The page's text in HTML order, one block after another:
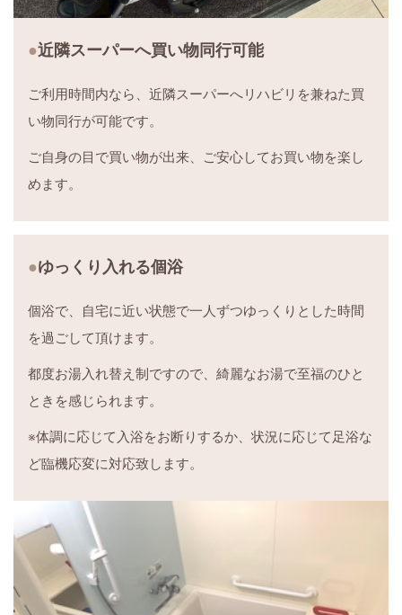
近隣スーパーへ買い物同行可能
ご利用時間内なら、近隣スーパーへリハビリを兼ねた買
い物同行が可能です。
ご自身の目で買い物が出来、ご安心してお買い物を楽し
めます。
ゆっくり入れる個浴
個浴で、自宅に近い状態で一人ずつゆっくりとした時間
を過ごして頂けます。
都度お湯入れ替え制ですので、綺麗なお湯で至福のひと
ときを感じられます。
※体調に応じて入浴をお断りするか、状況に応じて足浴な
ど臨機応変に対応致します。